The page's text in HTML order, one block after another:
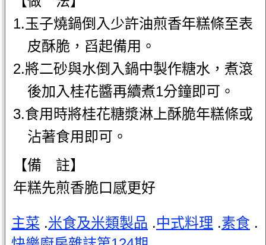
1.玉子燒鍋倒入少許油煎香年糕條至表
皮酥脆，舀起備用。
2.將二砂與水倒入鍋中製作糖水，煮滾
後加入桂花醬再續煮1分鐘即可。
3.食用時將桂花糖漿淋上酥脆年糕條或
沾著食用即可。
【備 註】
年糕先煎香脆口感更好
主菜 .米食及米類製品 .中式料理 .素食 .